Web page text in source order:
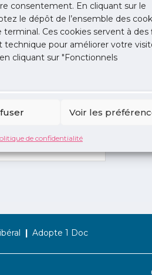
consentement. En cliquant sur le
le dépôt de l’ensemble des
Ces cookies servent à des
pour améliorer votre
cliquant sur "Fonctionnels
Voir les
de confidentialité
Adopte 1 Doc